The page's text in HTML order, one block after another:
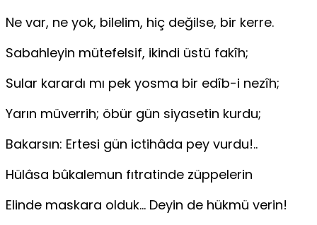
Ne var, ne yok, bilelim, hiç değilse, bir kerre.
Sabahleyin mütefelsif, ikindi üstü fakîh;
Sular karardı mı pek yosma bir edîb-i nezîh;
Yarın müverrih; öbür gün siyasetin kurdu;
Bakarsın: Ertesi gün ictihâda pey vurdu!..
Hülâsa bûkalemun fıtratinde züppelerin
Elinde maskara olduk… Deyin de hükmü verin!